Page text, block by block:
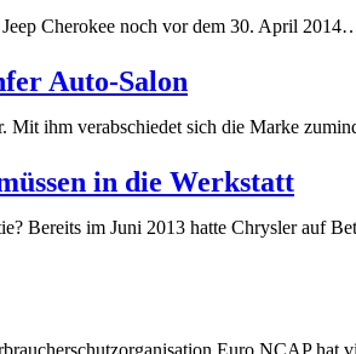
Cherokee noch vor dem 30. April
Auto-Salon
Mit ihm verabschiedet sich die Marke
in die Werkstatt
Bereits im Juni 2013 hatte Chrysler auf
Euro NCAP hat